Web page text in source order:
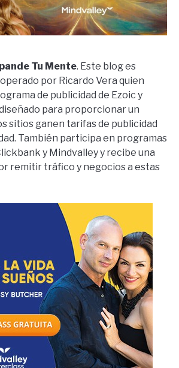
Tu Mente. Este blog es
por Ricardo Vera quien
de publicidad de Ezoic y
para proporcionar un
sitios ganen tarifas de publicidad
También participa en programas
y Mindvalley y recibe una
remitir tráfico y negocios a estas